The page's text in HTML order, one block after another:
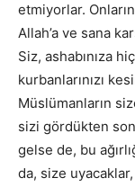
etmiyorlar.
Allah’a ve sana
Siz, ashabınıza
kurbanlarınızı
Müslümanların
sizi gördükten
gelse de, bu
da, size uyacaklar,